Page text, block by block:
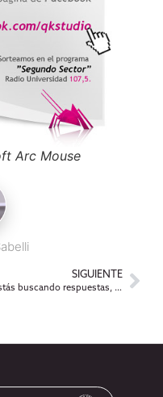
Arc Mouse
SIGUIENTE
Si estás buscando respuestas, ahora le podés preguntar a Facebook!